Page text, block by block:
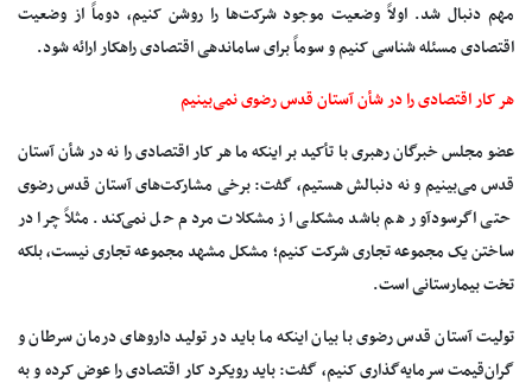
مهم دنبال شد. اولاً وضعیت موجود شرکت‌ها را روشن کنیم، دوماً از وضعیت
اقتصادی مسئله شناسی کنیم و سوماً برای ساماندهی اقتصادی راهکار ارائه شود.
هر کار اقتصادی را در شأن آستان قدس رضوی نمی‌بینیم
عضو مجلس خبرگان رهبری با تأکید بر اینکه ما هر کار اقتصادی را نه در شأن آستان
قدس می‌بینیم و نه دنبالش هستیم، گفت: برخی مشارکت‌های آستان قدس رضوی
حتی اگرسودآور هم باشد مشکلی از مشکلات مردم حل نمی‌کند. مثلاً چرا در
ساختن یک مجموعه تجاری شرکت کنیم؛ مشکل مشهد مجموعه تجاری نیست، بلکه
تخت بیمارستانی است.
تولیت آستان قدس رضوی با بیان اینکه ما باید در تولید داروهای درمان سرطان و
گران‌قیمت سرمایه‌گذاری کنیم، گفت: باید رویکرد کار اقتصادی را عوض کرده و به